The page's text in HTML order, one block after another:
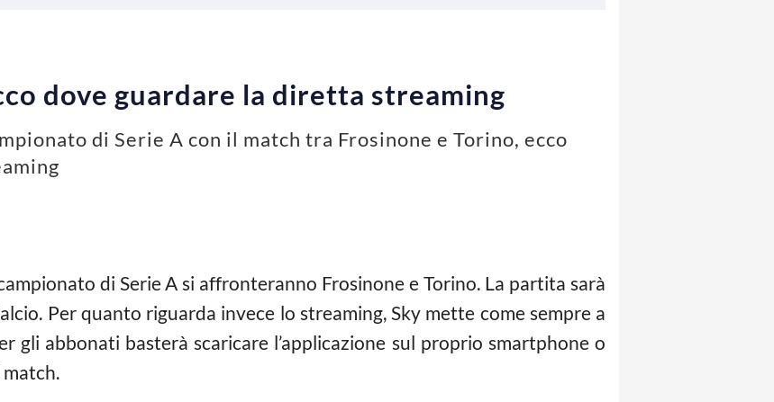
dove guardare la diretta streaming
di Serie A con il match tra Frosinone e Torino, ecco
di Serie A si affronteranno Frosinone e Torino. La partita sarà
Per quanto riguarda invece lo streaming, Sky mette come sempre a
gli abbonati basterà scaricare l’applicazione sul proprio smartphone o